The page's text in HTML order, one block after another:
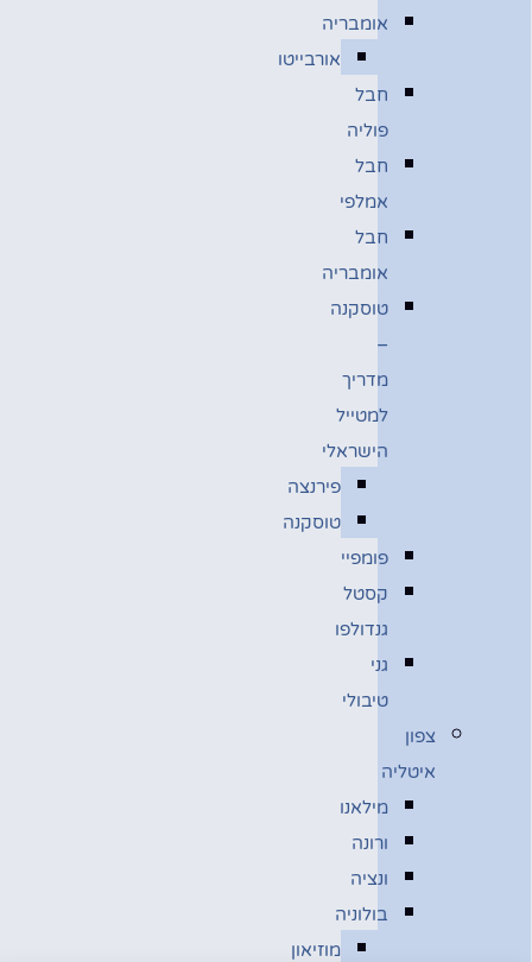
אומבריה
אורבייטו
חבל
פוליה
חבל
אמלפי
חבל
אומבריה
טוסקנה
–
מדריך
למטייל
הישראלי
פירנצה
טוסקנה
פומפיי
קסטל
גנדולפו
גני
טיבולי
צפון
איטליה
מילאנו
ורונה
ונציה
בולוניה
מוזיאון